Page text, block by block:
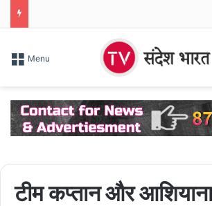
Menu
टीम कप्तान और